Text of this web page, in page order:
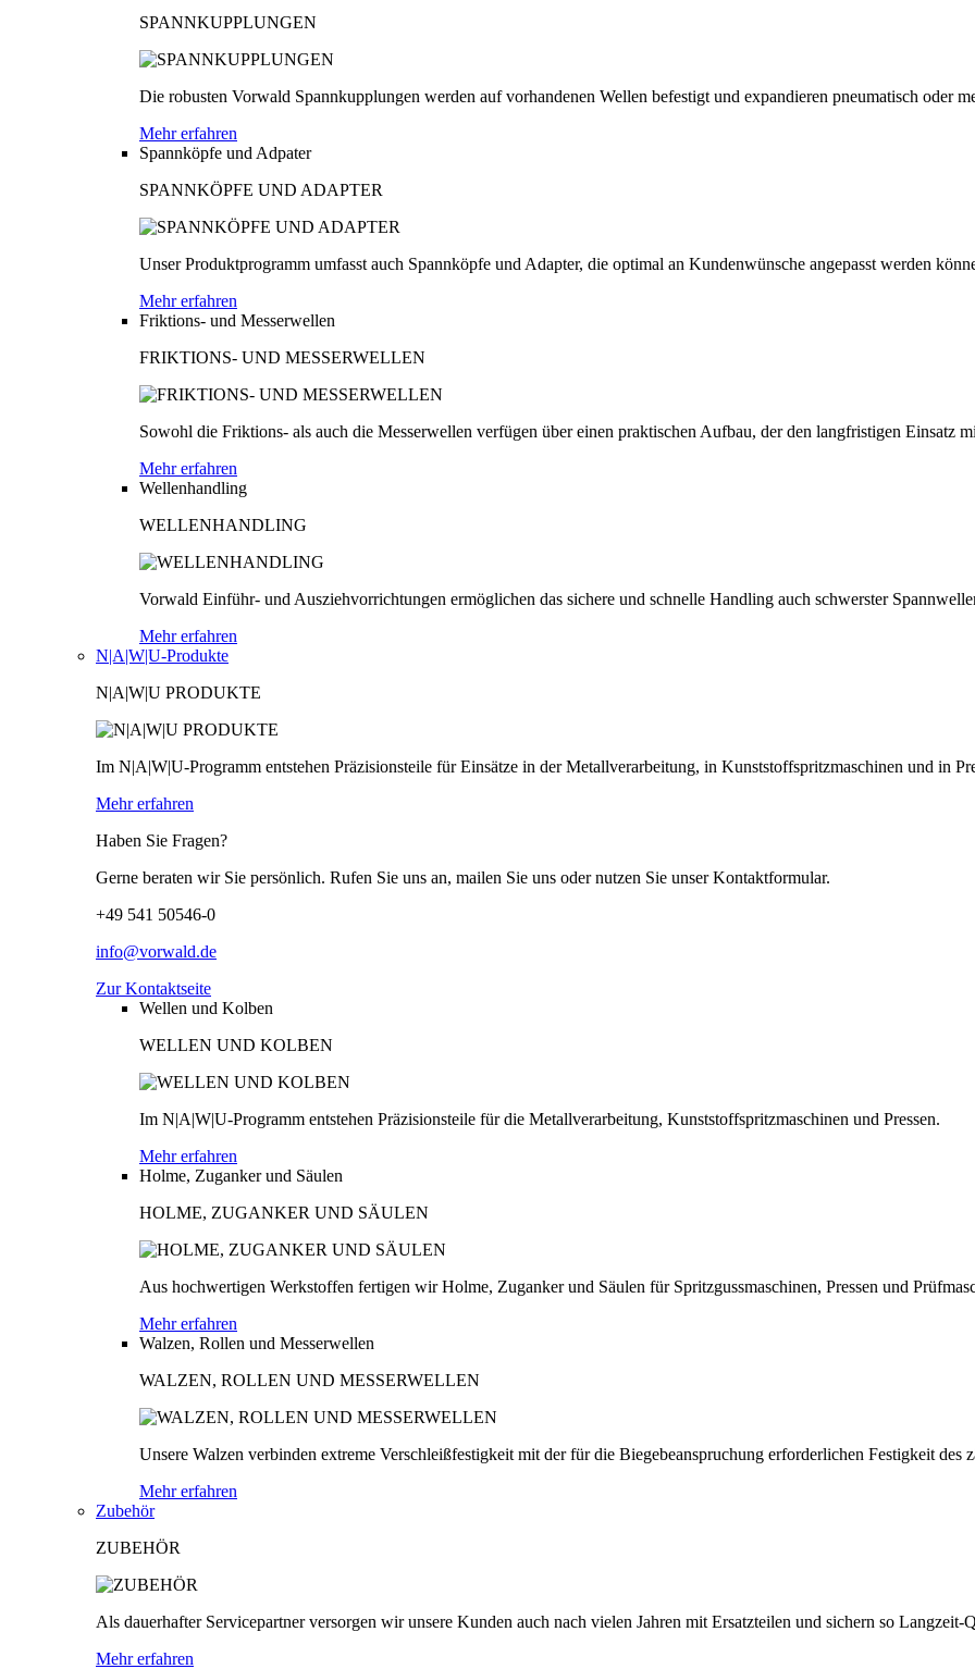
SPANNKUPPLUNGEN
Die robusten Vorwald Spannkupplungen werden auf vorhandenen Wellen befestigt und expandieren pneumatisch oder
Mehr erfahren
Spannköpfe und Adpater
SPANNKÖPFE UND ADAPTER
Unser Produktprogramm umfasst auch Spannköpfe und Adapter, die optimal an Kundenwünsche angepasst werden
Mehr erfahren
Friktions- und Messerwellen
FRIKTIONS- UND MESSERWELLEN
Sowohl die Friktions- als auch die Messerwellen verfügen über einen praktischen Aufbau, der den langfristigen Einsatz
Mehr erfahren
Wellenhandling
WELLENHANDLING
Vorwald Einführ- und Ausziehvorrichtungen ermöglichen das sichere und schnelle Handling auch schwerster
Mehr erfahren
N|A|W|U-Produkte
N|A|W|U PRODUKTE
Im N|A|W|U-Programm entstehen Präzisionsteile für Einsätze in der Metallverarbeitung, in Kunststoffspritzmaschinen und in
Mehr erfahren
Haben Sie Fragen?
Gerne beraten wir Sie persönlich. Rufen Sie uns an, mailen Sie uns oder nutzen Sie unser Kontaktformular.
+49 541 50546-0
info@vorwald.de
Zur Kontaktseite
Wellen und Kolben
WELLEN UND KOLBEN
Im N|A|W|U-Programm entstehen Präzisionsteile für die Metallverarbeitung, Kunststoffspritzmaschinen und Pressen.
Mehr erfahren
Holme, Zuganker und Säulen
HOLME, ZUGANKER UND SÄULEN
Aus hochwertigen Werkstoffen fertigen wir Holme, Zuganker und Säulen für Spritzgussmaschinen, Pressen und
Mehr erfahren
Walzen, Rollen und Messerwellen
WALZEN, ROLLEN UND MESSERWELLEN
Unsere Walzen verbinden extreme Verschleißfestigkeit mit der für die Biegebeanspruchung erforderlichen Festigkeit des
Mehr erfahren
Zubehör
ZUBEHÖR
Als dauerhafter Servicepartner versorgen wir unsere Kunden auch nach vielen Jahren mit Ersatzteilen und sichern so Langzeit-
Mehr erfahren